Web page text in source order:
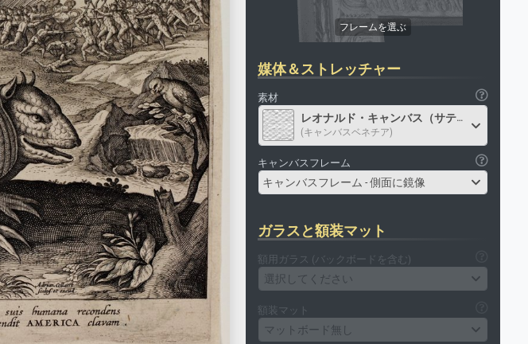
媒体＆ストレッチャー
素材
レオナルド・キャンバス（サテン）
(キャンバスベネチア)
キャンバスフレーム
キャンバスフレーム - 側面に鏡像
ガラスと額装マット
額用ガラス (バックボードを含む)
選択してください
額装マット
マットボード無し